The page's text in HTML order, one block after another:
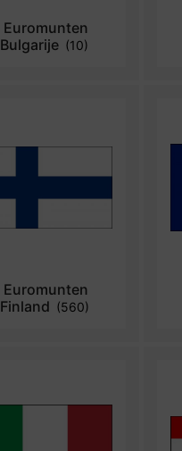
Euromunten
Bulgarije (10)
Euromunten
Finland (560)